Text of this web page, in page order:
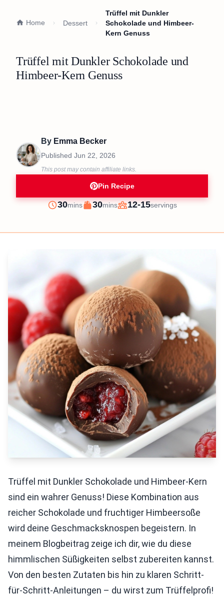
Home Dessert
Trüffel mit Dunkler
Schokolade und Himbeer-
Kern Genuss
Trüffel mit Dunkler Schokolade und
Himbeer-Kern Genuss
By Emma Becker
Published Jun 22, 2026
This post may contain affiliate links.
Pin Recipe
Prep
30minutes
mins
Cook
30minutes
mins
Servings
12-15servings
Trüffel mit Dunkler Schokolade und Himbeer-Kern
sind ein wahrer Genuss! Diese Kombination aus
reicher Schokolade und fruchtiger Himbeersoße
wird deine Geschmacksknospen begeistern. In
meinem Blogbeitrag zeige ich dir, wie du diese
himmlischen Süßigkeiten selbst zubereiten kannst.
Von den besten Zutaten bis hin zu klaren Schritt-
für-Schritt-Anleitungen – du wirst zum Trüffelprofi!